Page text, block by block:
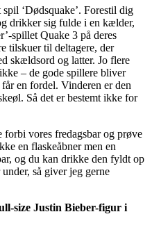
‘Dødsquake’. Forestil dig
drikker sig fulde i en kælder,
spillet Quake 3 på deres
tilskuer til deltagere, der
skældsord og latter. Jo flere
– de gode spillere bliver
en fordel. Vinderen er den
Så det er bestemt ikke for
vores fredagsbar og prøve
en flaskeåbner men en
og du kan drikke den fyldt op
så giver jeg gerne
size Justin Bieber-figur i